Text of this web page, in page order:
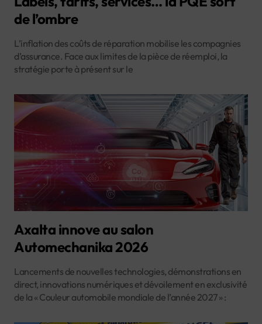
de l’ombre
L’inflation des coûts de réparation mobilise les compagnies
d’assurance. Face aux limites de la pièce de réemploi, la
stratégie porte à présent sur le
Axalta innove au salon
Automechanika 2026
Lancements de nouvelles technologies, démonstrations en
direct, innovations numériques et dévoilement en exclusivité
de la « Couleur automobile mondiale de l’année 2027 » :